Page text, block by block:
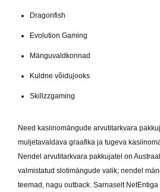
Dragonfish
Evolution Gaming
Mänguvaldkonnad
Kuldne võidujooks
Skillzzgaming
Need kasiinomängude arvutitarkvara
muljetavaldava graafika ja tugeva
Nendel arvutitarkvara pakkujatel on
valmistatud slotimängude valik; nendel
teemad, nagu outback. Sarnaselt